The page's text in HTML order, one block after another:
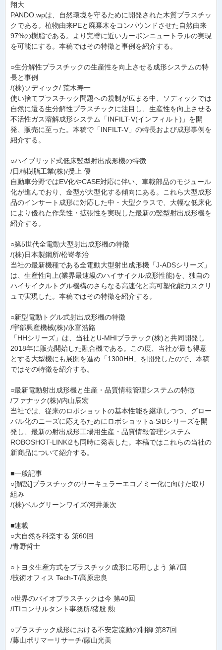
翔大
PANDO.wpは、自然環境を守るために開発された木質プラスチッ
クである。植物由来PEと廃棄木をコンパウンドさせた自然由来
97%の樹脂である。より完璧に近いカーボンニュートラルの実現
を可能にする。本稿ではその特徴と事例を紹介する。
○生分解性プラスチックの生産性を向上させる成形システムの特
長と事例
/(株)ソディック/ 荒木寿一
使い捨てプラスチック問題への規制が広まる中、ソディックでは
自然に還る生分解性プラスチックに注目し、生産性を向上させる
不活性ガス溶解成形システム「INFILT-V(インフィルト)」を開
発、販売に至った。本稿で「INFILT-V」の特長および成形事例を
紹介する。
○ハイブリッド式低床竪型射出成形機の特徴
/日精樹脂工業(株)/攪上 優
自動車分野ではEV化やCASE対応に伴い、車載部品のモジュール
化が進んでおり、金型が大型化する傾向にある。これら大型成形
品のインサート成形に対応した中・大型クラスで、大幅な低床化
により優れた作業性・拡張性を実現した最新の竪型射出成形機を
紹介する。
○第5世代全電動大型射出成形機の特徴
/(株)日本製鋼所/松㟢孝治
当社の最新機種である全電動大型射出成形機「J-ADSシリーズ」
は、生産性向上(業界最速級のハイサイクル成形性能)を、独自の
ハイサイクルトグル機構のさらなる高速化と高可塑化能力スクリ
ュで実現した。本稿ではその特徴を紹介する。
○新型電動トグル式射出成形機の特徴
/宇部興産機械(株)/永富浩路
「HHシリーズ」は、当社とU-MHIプラテック(株)と共同開発し
2018年に販売開始した融合機である。この度、当社が最も得意
とする大型機にも展開を進め「1300HH」を開発したので、本稿
ではその特徴を紹介する。
○最新電動射出成形機と生産・品質情報管理システムの特徴
/ファナック(株)/内山辰宏
当社では、従来のロボショットの基本性能を継承しつつ、グロー
バル化のニーズに応えるためにロボショットa-SiBシリーズを開
発し、最新の射出成形工場用生産・品質情報管理システム
ROBOSHOT-LINKi2も同時に発表した。本稿ではこれらの当社の
新商品について紹介する。
■一般記事
○[解説]プラスチックのサーキュラーエコノミー化に向けた取り
組み
/(株)ベルグリーンワイズ/河井兼次
■連載
○大自然を科楽する 第60回
/青野哲士
○トヨタ生産方式をプラスチック成形に応用しよう 第7回
/技術オフィス Tech-T/高原忠良
○世界のバイオプラスチックは今 第40回
/ITIコンサルタント事務所/猪股 勲
○プラスチック成形における不安定流動の制御 第87回
/藤山ポリマーリサーチ/藤山光美